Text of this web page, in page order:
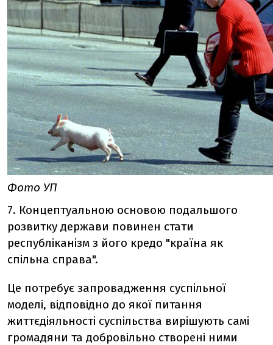
Фото УП
7. Концептуальною основою подальшого
розвитку держави повинен стати
республіканізм з його кредо "країна як
спільна справа".
Це потребує запровадження суспільної
моделі, відповідно до якої питання
життєдіяльності суспільства вирішують самі
громадяни та добровільно створені ними